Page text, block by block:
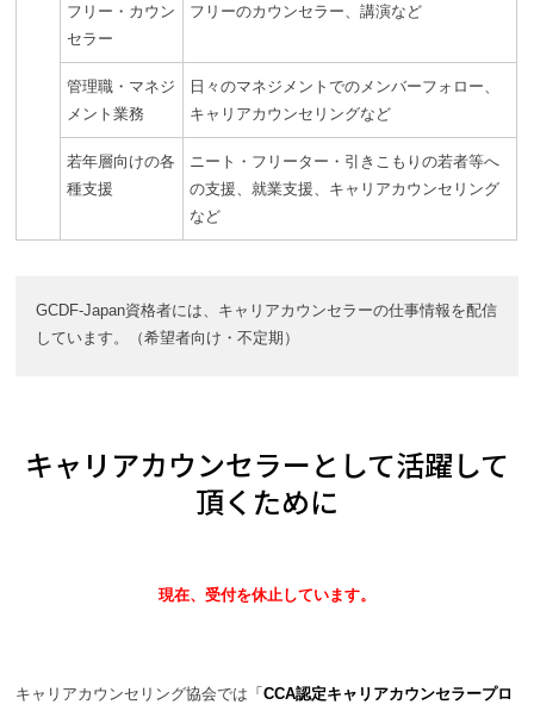
フリー・カウン
セラー
フリーのカウンセラー、講演など
管理職・マネジ
メント業務
日々のマネジメントでのメンバーフォロー、
キャリアカウンセリングなど
若年層向けの各
種支援
ニート・フリーター・引きこもりの若者等へ
の支援、就業支援、キャリアカウンセリング
など
GCDF-Japan資格者には、キャリアカウンセラーの仕事情報を配信
しています。（希望者向け・不定期）
キャリアカウンセラーとして活躍して
頂くために
現在、受付を休止しています。
キャリアカウンセリング協会では 「CCA認定キャリアカウンセラープロ